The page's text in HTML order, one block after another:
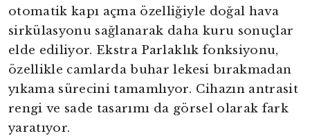
otomatik kapı açma özelliğiyle doğal hava
sirkülasyonu sağlanarak daha kuru sonuçlar
elde ediliyor. Ekstra Parlaklık fonksiyonu,
özellikle camlarda buhar lekesi bırakmadan
yıkama sürecini tamamlıyor. Cihazın antrasit
rengi ve sade tasarımı da görsel olarak fark
yaratıyor.